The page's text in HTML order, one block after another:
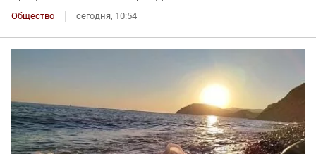
Общество сегодня, 10:54